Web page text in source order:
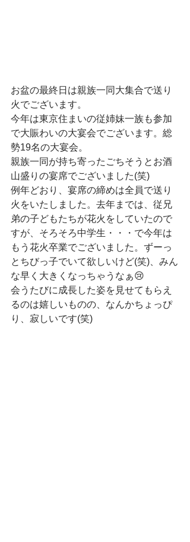
お盆の最終日は親族一同大集合で送り
火でございます。
今年は東京住まいの従姉妹一族も参加
で大賑わいの大宴会でございます。総
勢19名の大宴会。
親族一同が持ち寄ったごちそうとお酒
山盛りの宴席でございました(笑)
例年どおり、宴席の締めは全員で送り
火をいたしました。去年までは、従兄
弟の子どもたちが花火をしていたので
すが、そろそろ中学生・・・で今年は
もう花火卒業でございました。ずーっ
とちびっ子でいて欲しいけど(笑)、みん
な早く大きくなっちゃうなぁ😢
会うたびに成長した姿を見せてもらえ
るのは嬉しいものの、なんかちょっぴ
り、寂しいです(笑)